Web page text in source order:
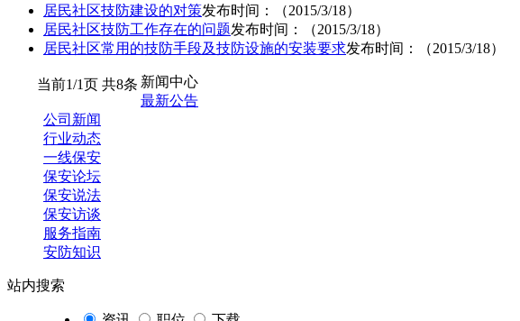
居民社区技防建设的对策发布时间：（2015/3/18）
居民社区技防工作存在的问题发布时间：（2015/3/18）
居民社区常用的技防手段及技防设施的安装要求发布时间：（2015/3/18）
当前1/1页 共8条 新闻中心
最新公告
公司新闻
行业动态
一线保安
保安论坛
保安说法
保安访谈
服务指南
安防知识
站内搜索